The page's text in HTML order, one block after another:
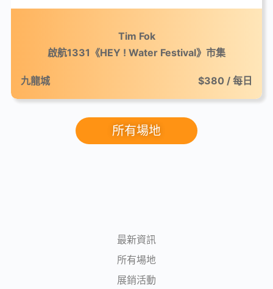
Tim Fok
啟航1331《HEY ! Water Festival》市集
九龍城 $380 / 每日
所有場地
最新資訊
所有場地
展銷活動